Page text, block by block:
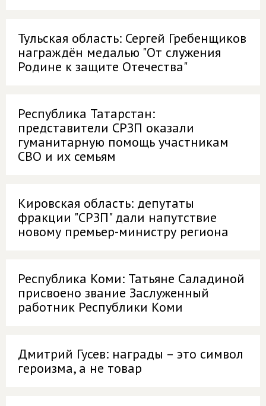
Тульская область: Сергей Гребенщиков
награждён медалью "От служения
Родине к защите Отечества"
Республика Татарстан:
представители СРЗП оказали
гуманитарную помощь участникам
СВО и их семьям
Кировская область: депутаты
фракции "СРЗП" дали напутствие
новому премьер-министру региона
Республика Коми: Татьяне Саладиной
присвоено звание Заслуженный
работник Республики Коми
Дмитрий Гусев: награды – это символ
героизма, а не товар